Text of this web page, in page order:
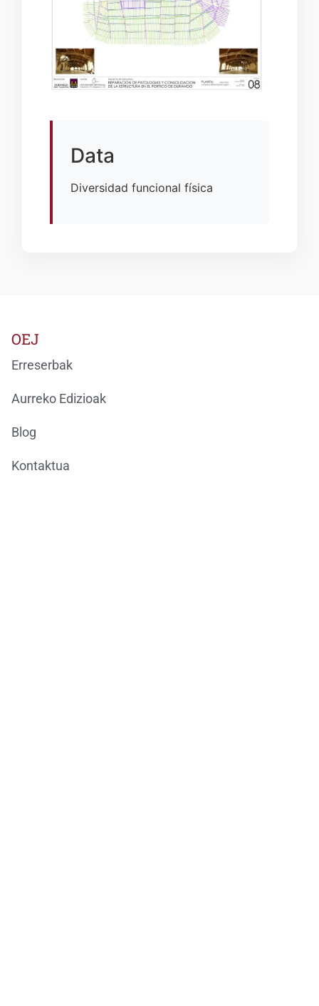
Data
Diversidad funcional física
OEJ
Erreserbak
Aurreko Edizioak
Blog
Kontaktua